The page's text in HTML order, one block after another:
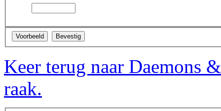
Keer terug naar Daemons
raak.